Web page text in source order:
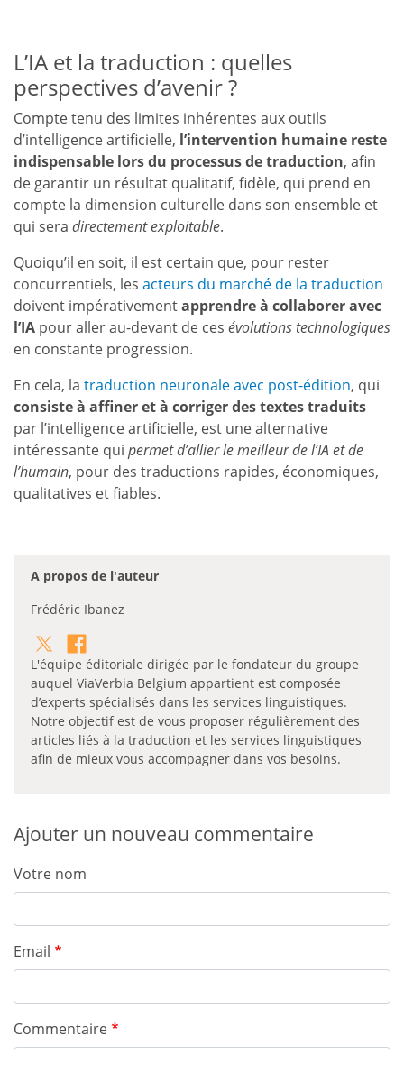
L’IA et la traduction : quelles
perspectives d’avenir ?
Compte tenu des limites inhérentes aux outils
d’intelligence artificielle, l’intervention humaine reste
indispensable lors du processus de traduction, afin
de garantir un résultat qualitatif, fidèle, qui prend en
compte la dimension culturelle dans son ensemble et
qui sera directement exploitable.
Quoiqu’il en soit, il est certain que, pour rester
concurrentiels, les acteurs du marché de la traduction
doivent impérativementapprendre à collaborer avec
l’IA pour aller au-devant de ces évolutions technologiques
en constante progression.
En cela, la traduction neuronale avec post-édition, qui
consiste à affiner et à corriger des textes traduits
par l’intelligence artificielle, est une alternative
intéressante qui permet d’allier le meilleur de l’IA et de
l’humain, pour des traductions rapides, économiques,
qualitatives et fiables.
A propos de l'auteur
Frédéric Ibanez
L'équipe éditoriale dirigée par le fondateur du groupe
auquel ViaVerbia Belgium appartient est composée
d’experts spécialisés dans les services linguistiques.
Notre objectif est de vous proposer régulièrement des
articles liés à la traduction et les services linguistiques
afin de mieux vous accompagner dans vos besoins.
Ajouter un nouveau commentaire
Votre nom
Email
Commentaire